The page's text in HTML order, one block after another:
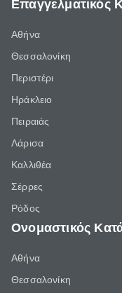
Επαγγελματικός
Αθήνα
Θεσσαλονίκη
Περιστέρι
Ηράκλειο
Πειραιάς
Λάρισα
Καλλιθέα
Σέρρες
Ρόδος
Ονομαστικός
Αθήνα
Θεσσαλονίκη